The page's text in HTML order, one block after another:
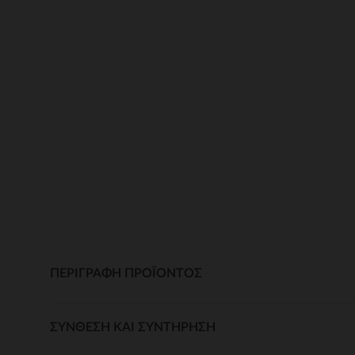
ΠΕΡΙΓΡΑΦΉ ΠΡΟΪΌΝΤΟΣ
ΣΎΝΘΕΣΗ ΚΑΙ ΣΥΝΤΉΡΗΣΗ